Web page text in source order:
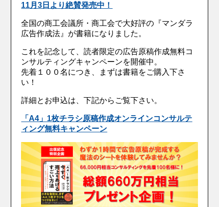
11月3日より絶賛発売中！
全国の商工会議所・商工会で大好評の『マンダラ
広告作成法』が書籍になりました。
これを記念して、読者限定の広告原稿作成無料コ
ンサルティングキャンペーンを開催中。
先着１００名につき、まずは書籍をご購入下さ
い！
詳細とお申込は、下記からご覧下さい。
「A4」1枚チラシ原稿作成オンラインコンサルテ
ィング無料キャンペーン